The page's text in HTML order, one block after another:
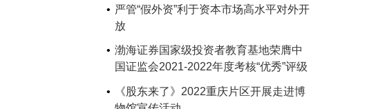
严管“假外资”利于资本市场高水平对外开
放
渤海证券国家级投资者教育基地荣膺中
国证监会2021-2022年度考核“优秀”评级
《股东来了》2022重庆片区开展走进博